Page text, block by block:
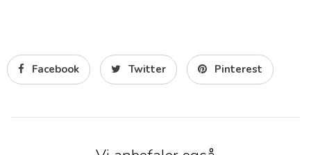
Facebook Twitter Pinterest